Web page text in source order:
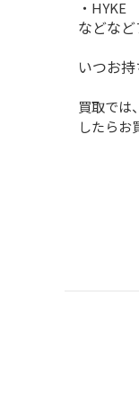
・HYKE
などな
いつお
買取では
したらお